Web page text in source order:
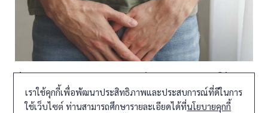
ต่อมลูกหมากโต ปัญหาของชายวัย 50+ การแพทย์จีน
สมุนไพรช่วยได้
เราใช้คุกกี้เพื่อพัฒนาประสิทธิภาพและประสบการณ์ที่ดีในการ
ใช้เว็บไซต์ ท่านสามารถศึกษารายละเอียดได้ที่นโยบายคุกกี้